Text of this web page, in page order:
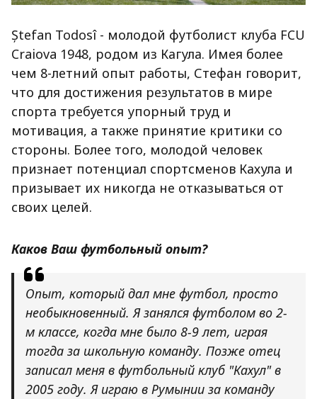
Ștefan Todosî - молодой футболист клуба FCU
Craiova 1948, родом из Кагула. Имея более
чем 8-летний опыт работы, Стефан говорит,
что для достижения результатов в мире
спорта требуется упорный труд и
мотивация, а также принятие критики со
стороны. Более того, молодой человек
признает потенциал спортсменов Кахула и
призывает их никогда не отказываться от
своих целей.
Каков Ваш футбольный опыт?
Опыт, который дал мне футбол, просто
необыкновенный. Я занялся футболом во 2-
м классе, когда мне было 8-9 лет, играя
тогда за школьную команду. Позже отец
записал меня в футбольный клуб "Кахул" в
2005 году. Я играю в Румынии за команду